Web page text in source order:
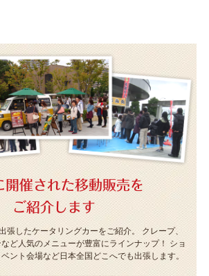
開催された移動販売を
ご紹介します
張したケータリングカーをご紹介。
クレープ、
ど人気のメニューが豊富にラインナップ！ ショ
ント会場など日本全国どこへでも出張します。